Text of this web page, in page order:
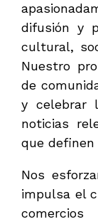
difusión y
cultural,
Nuestro
de
y celebrar
noticias
que
Nos
impulsa el